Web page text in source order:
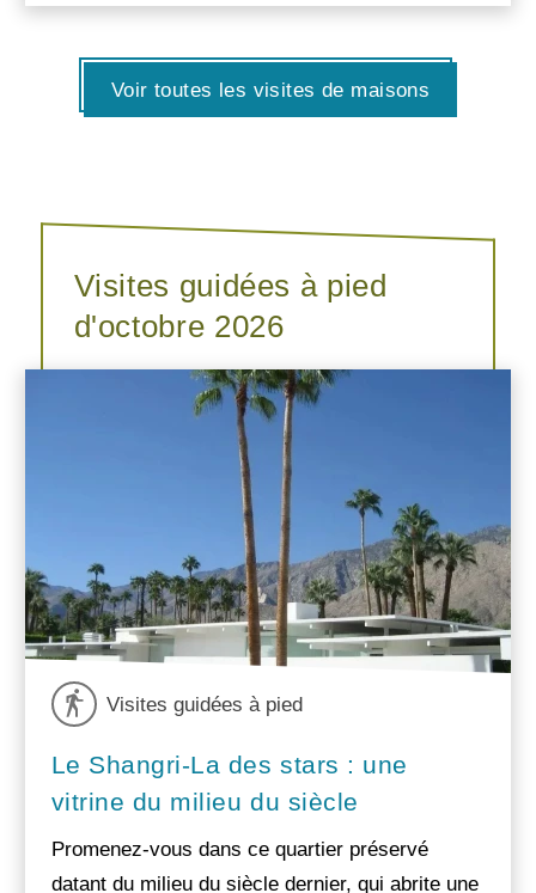
Voir toutes les visites de maisons
Visites guidées à pied
d'octobre 2026
Visites guidées à pied
Le Shangri-La des stars : une
vitrine du milieu du siècle
Promenez-vous dans ce quartier préservé
datant du milieu du siècle dernier, qui abrite une